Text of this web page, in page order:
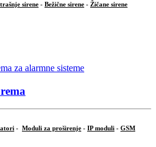
sirene - Bežične sirene - Žičane sirene
- Moduli za proširenje - IP moduli - GSM